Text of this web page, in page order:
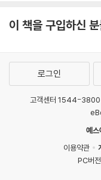
작업을 하였고, 그 결과 완
하게 되었다. 매트 졸러
묶어 『웨스 앤더슨 컬렉
별도로 『그랜드 부다페스
안팎을 둘러보는 이 안내
랄프 파인스, 촬영 감독
우젠, 의상 디자이너 밀
이 책을 구입하신
로그인
고객센터 1544-3800
예
이용약관
PC버전